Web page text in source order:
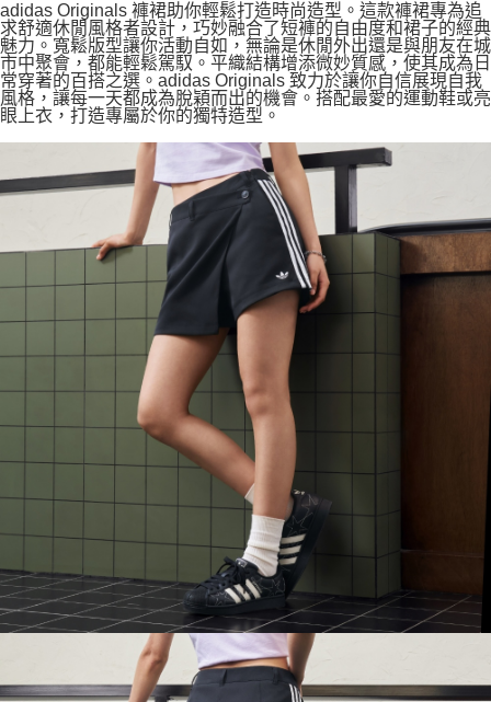
adidas Originals 褲裙助你輕鬆打造時尚造型。這款褲裙專為追
求舒適休閒風格者設計，巧妙融合了短褲的自由度和裙子的經典
魅力。寬鬆版型讓你活動自如，無論是休閒外出還是與朋友在城
市中聚會，都能輕鬆駕馭。平織結構增添微妙質感，使其成為日
常穿著的百搭之選。adidas Originals 致力於讓你自信展現自我
風格，讓每一天都成為脫穎而出的機會。搭配最愛的運動鞋或亮
眼上衣，打造專屬於你的獨特造型。